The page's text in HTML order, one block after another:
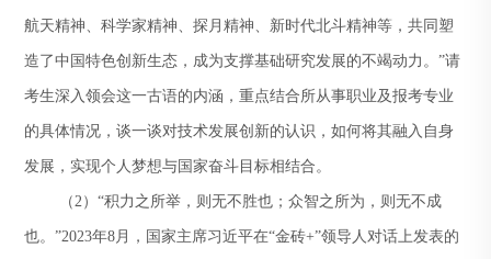
航天精神、科学家精神、探月精神、新时代北斗精神等，共同塑
造了中国特色创新生态，成为支撑基础研究发展的不竭动力。”请
考生深入领会这一古语的内涵，重点结合所从事职业及报考专业
的具体情况，谈一谈对技术发展创新的认识，如何将其融入自身
发展，实现个人梦想与国家奋斗目标相结合。
（2）“积力之所举，则无不胜也；众智之所为，则无不成
也。”2023年8月，国家主席习近平在“金砖+”领导人对话上发表的